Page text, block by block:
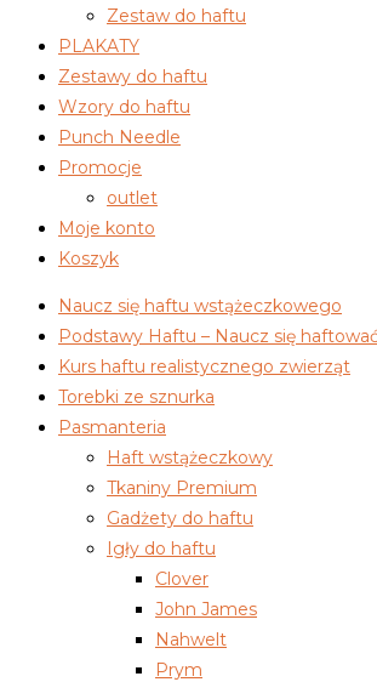
Zestaw do haftu
PLAKATY
Zestawy do haftu
Wzory do haftu
Punch Needle
Promocje
outlet
Moje konto
Koszyk
Naucz się haftu wstążeczkowego
Podstawy Haftu – Naucz się
Kurs haftu realistycznego zwierząt
Torebki ze sznurka
Pasmanteria
Haft wstążeczkowy
Tkaniny Premium
Gadżety do haftu
Igły do haftu
Clover
John James
Nahwelt
Prym